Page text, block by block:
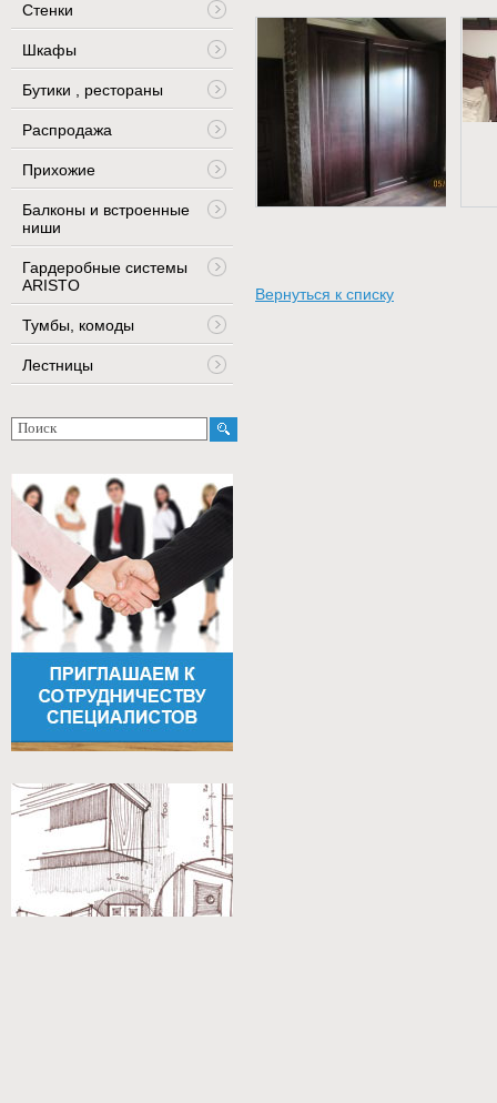
Вернуться к списку
Стенки
Шкафы
Бутики , рестораны
Распродажа
Прихожие
Балконы и встроенные
ниши
Гардеробные системы
ARISTO
Тумбы, комоды
Лестницы